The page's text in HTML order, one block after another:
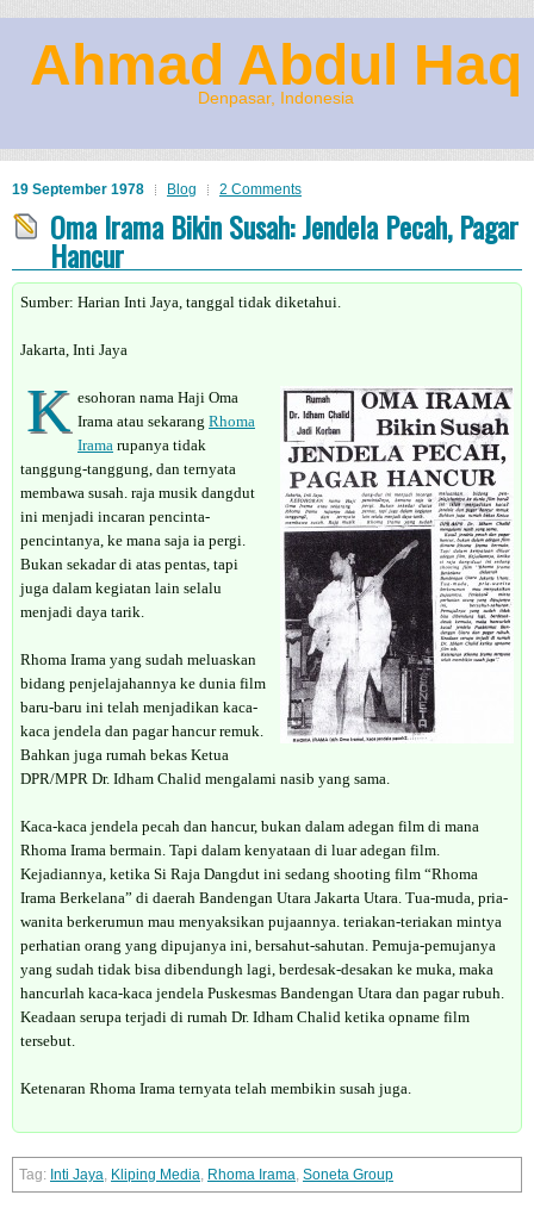
Ahmad Abdul Haq
Denpasar, Indonesia
19 September 1978 Blog 2 Comments
Oma Irama Bikin Susah: Jendela Pecah, Pagar
Hancur
Sumber: Harian Inti Jaya, tanggal tidak diketahui.
Jakarta, Inti Jaya
K esohoran nama Haji Oma
Irama atau sekarang Rhoma
Irama rupanya tidak
tanggung-tanggung, dan ternyata
membawa susah. raja musik dangdut
ini menjadi incaran pencinta-
pencintanya, ke mana saja ia pergi.
Bukan sekadar di atas pentas, tapi
juga dalam kegiatan lain selalu
menjadi daya tarik.
Rhoma Irama yang sudah meluaskan
bidang penjelajahannya ke dunia film
baru-baru ini telah menjadikan kaca-
kaca jendela dan pagar hancur remuk.
Bahkan juga rumah bekas Ketua
DPR/MPR Dr. Idham Chalid mengalami nasib yang sama.
Kaca-kaca jendela pecah dan hancur, bukan dalam adegan film di mana
Rhoma Irama bermain. Tapi dalam kenyataan di luar adegan film.
Kejadiannya, ketika Si Raja Dangdut ini sedang shooting film “Rhoma
Irama Berkelana” di daerah Bandengan Utara Jakarta Utara. Tua-muda, pria-
wanita berkerumun mau menyaksikan pujaannya. teriakan-teriakan mintya
perhatian orang yang dipujanya ini, bersahut-sahutan. Pemuja-pemujanya
yang sudah tidak bisa dibendungh lagi, berdesak-desakan ke muka, maka
hancurlah kaca-kaca jendela Puskesmas Bandengan Utara dan pagar rubuh.
Keadaan serupa terjadi di rumah Dr. Idham Chalid ketika opname film
tersebut.
Ketenaran Rhoma Irama ternyata telah membikin susah juga.
Inti Jaya, Kliping Media, Rhoma Irama, Soneta Group